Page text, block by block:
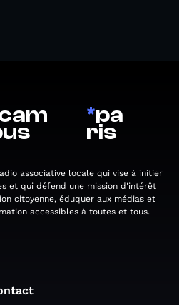
*pa
ris
associative locale qui vise à initier
et qui défend une mission d'intérêt
citoyenne, éduquer aux médias et
accessibles à toutes et tous.